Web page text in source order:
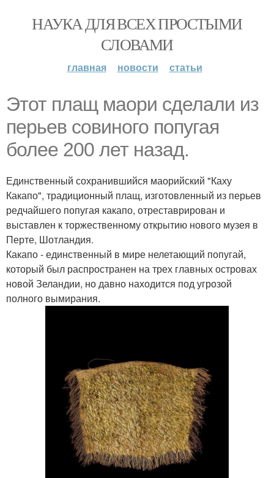
НАУКА ДЛЯ ВСЕХ ПРОСТЫМИ
СЛОВАМИ
главная новости статьи
Этот плащ маори сделали из
перьев совиного попугая
более 200 лет назад.
Единственный сохранившийся маорийский "Каху
Какапо", традиционный плащ, изготовленный из перьев
редчайшего попугая какапо, отреставрирован и
выставлен к торжественному открытию нового музея в
Перте, Шотландия.
Какапо - единственный в мире нелетающий попугай,
который был распространен на трех главных островах
новой Зеландии, но давно находится под угрозой
полного вымирания.